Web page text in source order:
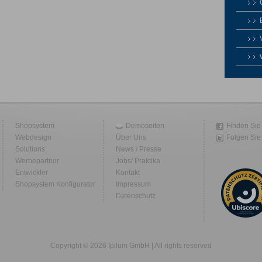
Shopsystem
Webdesign
Solutions
Werbepartner
Entwickler
Shopsystem Konfigurator
Demoseiten
Über Uns
News / Presse
Jobs/ Praktika
Kontakt
Impressum
Datenschutz
Finden
Folgen
Copyright © 2026 Ipilum GmbH | All rights reserved